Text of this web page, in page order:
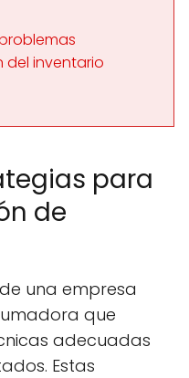
del inventario
para
de
una empresa
que
adecuadas
Estas